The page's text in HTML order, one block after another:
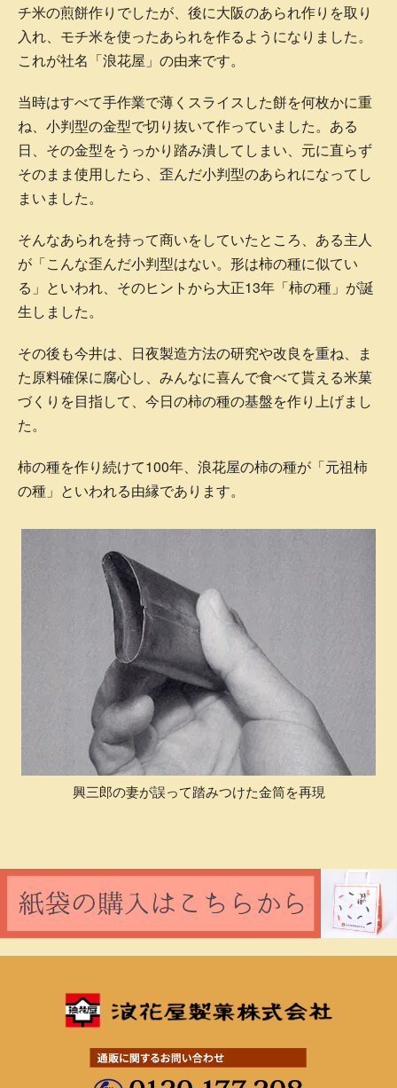
チ米の煎餅作りでしたが、後に大阪のあられ作りを取り
入れ、モチ米を使ったあられを作るようになりました。
これが社名「浪花屋」の由来です。
当時はすべて手作業で薄くスライスした餅を何枚かに重
ね、小判型の金型で切り抜いて作っていました。ある
日、その金型をうっかり踏み潰してしまい、元に直らず
そのまま使用したら、歪んだ小判型のあられになってし
まいました。
そんなあられを持って商いをしていたところ、ある主人
が「こんな歪んだ小判型はない。形は柿の種に似てい
る」といわれ、そのヒントから大正13年「柿の種」が誕
生しました。
その後も今井は、日夜製造方法の研究や改良を重ね、ま
た原料確保に腐心し、みんなに喜んで食べて貰える米菓
づくりを目指して、今日の柿の種の基盤を作り上げまし
た。
柿の種を作り続けて100年、浪花屋の柿の種が「元祖柿
の種」といわれる由縁であります。
興三郎の妻が誤って踏みつけた金筒を再現